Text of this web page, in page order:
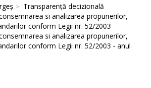
Transparență decizională
si analizarea propunerilor,
conform Legii nr. 52/2003
si analizarea propunerilor,
conform Legii nr. 52/2003 - anul